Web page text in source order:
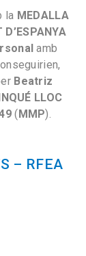
la MEDALLA
amb
Beatriz
LLOC
(MMP).
– RFEA